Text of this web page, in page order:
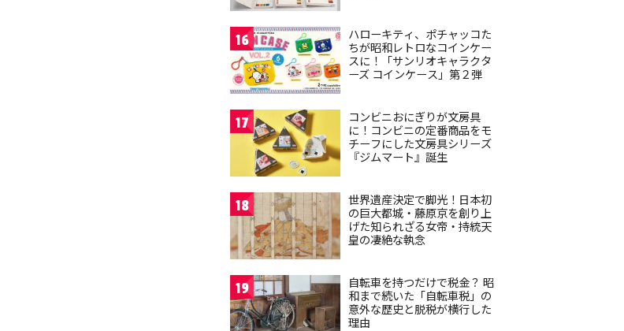
16
ハローキティ、ポチャッコた
ちが昭和レトロなコインケー
スに！「サンリオキャラクタ
ーズ コインケース」第２弾
17
コンビニおにぎりが文房具
に！コンビニの定番商品をモ
チーフにした文房具シリーズ
『ジムマート』誕生
18
世界遺産決定で脚光！日本初
の巨大都城・藤原京を創り上
げた知られざる女帝・持統天
皇の凄絶な執念
19
自転車を持つだけで税金？ 昭
和まで続いた「自転車税」の
意外な歴史と脱税が横行した
理由